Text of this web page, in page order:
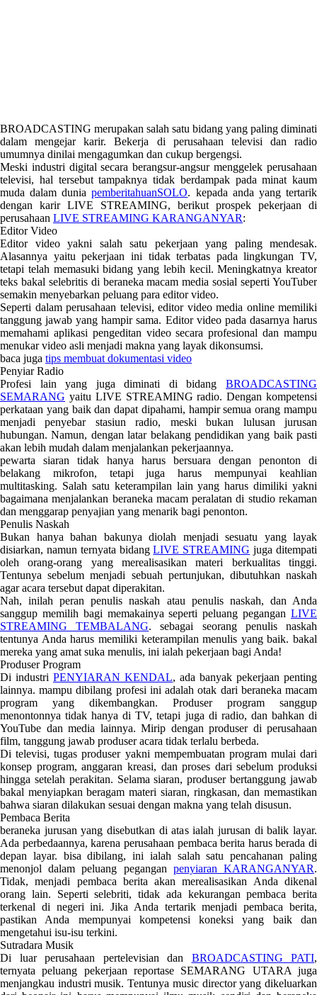
BROADCASTING merupakan salah satu bidang yang paling diminati
dalam mengejar karir. Bekerja di perusahaan televisi dan radio
umumnya dinilai mengagumkan dan cukup bergengsi.
Meski industri digital secara berangsur-angsur menggelek perusahaan
televisi, hal tersebut tampaknya tidak berdampak pada minat kaum
muda dalam duniapemberitahuanSOLO. kepada anda yang tertarik
dengan karir LIVE STREAMING, berikut prospek pekerjaan di
perusahaan LIVE STREAMING KARANGANYAR:
Editor Video
Editor video yakni salah satu pekerjaan yang paling mendesak.
Alasannya yaitu pekerjaan ini tidak terbatas pada lingkungan TV,
tetapi telah memasuki bidang yang lebih kecil. Meningkatnya kreator
teks bakal selebritis di beraneka macam media sosial seperti YouTuber
semakin menyebarkan peluang para editor video.
Seperti dalam perusahaan televisi, editor video media online memiliki
tanggung jawab yang hampir sama. Editor video pada dasarnya harus
memahami aplikasi pengeditan video secara profesional dan mampu
menukar video asli menjadi makna yang layak dikonsumsi.
baca juga tips membuat dokumentasi video
Penyiar Radio
Profesi lain yang juga diminati di bidang BROADCASTING
SEMARANG yaitu LIVE STREAMING radio. Dengan kompetensi
perkataan yang baik dan dapat dipahami, hampir semua orang mampu
menjadi penyebar stasiun radio, meski bukan lulusan jurusan
hubungan. Namun, dengan latar belakang pendidikan yang baik pasti
akan lebih mudah dalam menjalankan pekerjaannya.
pewarta siaran tidak hanya harus bersuara dengan penonton di
belakang mikrofon, tetapi juga harus mempunyai keahlian
multitasking. Salah satu keterampilan lain yang harus dimiliki yakni
bagaimana menjalankan beraneka macam peralatan di studio rekaman
dan menggarap penyajian yang menarik bagi penonton.
Penulis Naskah
Bukan hanya bahan bakunya diolah menjadi sesuatu yang layak
disiarkan, namun ternyata bidangLIVE STREAMING juga ditempati
oleh orang-orang yang merealisasikan materi berkualitas tinggi.
Tentunya sebelum menjadi sebuah pertunjukan, dibutuhkan naskah
agar acara tersebut dapat diperakitan.
Nah, inilah peran penulis naskah atau penulis naskah, dan Anda
sanggup memilih bagi memakainya seperti peluang pegangan LIVE
STREAMING TEMBALANG. sebagai seorang penulis naskah
tentunya Anda harus memiliki keterampilan menulis yang baik. bakal
mereka yang amat suka menulis, ini ialah pekerjaan bagi Anda!
Produser Program
Di industri PENYIARAN KENDAL, ada banyak pekerjaan penting
lainnya. mampu dibilang profesi ini adalah otak dari beraneka macam
program yang dikembangkan. Produser program sanggup
menontonnya tidak hanya di TV, tetapi juga di radio, dan bahkan di
YouTube dan media lainnya. Mirip dengan produser di perusahaan
film, tanggung jawab produser acara tidak terlalu berbeda.
Di televisi, tugas produser yakni mempembuatan program mulai dari
konsep program, anggaran kreasi, dan proses dari sebelum produksi
hingga setelah perakitan. Selama siaran, produser bertanggung jawab
bakal menyiapkan beragam materi siaran, ringkasan, dan memastikan
bahwa siaran dilakukan sesuai dengan makna yang telah disusun.
Pembaca Berita
beraneka jurusan yang disebutkan di atas ialah jurusan di balik layar.
Ada perbedaannya, karena perusahaan pembaca berita harus berada di
depan layar. bisa dibilang, ini ialah salah satu pencahanan paling
menonjol dalam peluang pegangan penyiaran KARANGANYAR.
Tidak, menjadi pembaca berita akan merealisasikan Anda dikenal
orang lain. Seperti selebriti, tidak ada kekurangan pembaca berita
terkenal di negeri ini. Jika Anda tertarik menjadi pembaca berita,
pastikan Anda mempunyai kompetensi koneksi yang baik dan
mengetahui isu-isu terkini.
Sutradara Musik
Di luar perusahaan pertelevisian dan BROADCASTING PATI,
ternyata peluang pekerjaan reportase SEMARANG UTARA juga
menjangkau industri musik. Tentunya music director yang dikeluarkan